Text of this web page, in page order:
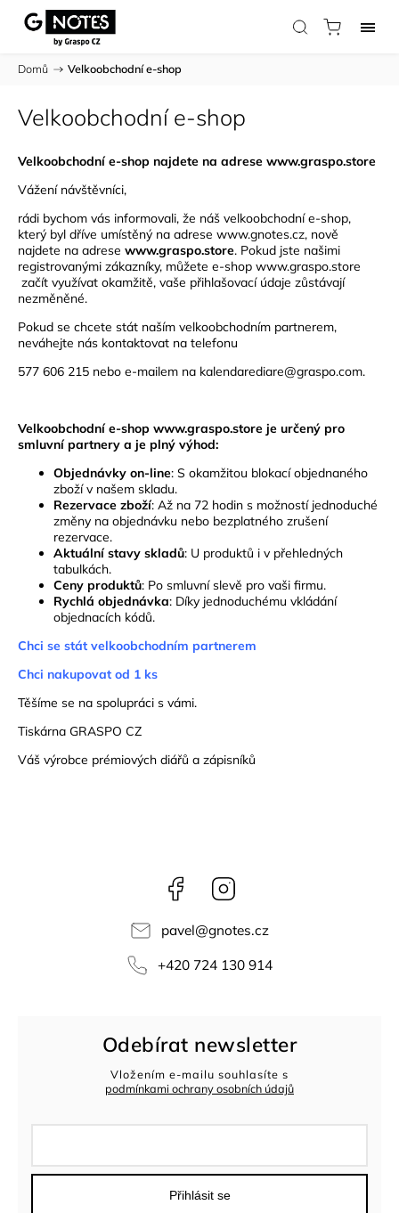
Domů / Velkoobchodní e-shop
Velkoobchodní e-shop
Velkoobchodní e-shop najdete na adrese www.graspo.store
Vážení návštěvníci,
rádi bychom vás informovali, že náš velkoobchodní e-shop,
který byl dříve umístěný na adrese www.gnotes.cz, nově
najdete na adrese www.graspo.store. Pokud jste našimi
registrovanými zákazníky, můžete e-shop www.graspo.store
začít využívat okamžitě, vaše přihlašovací údaje zůstávají
nezměněné.
Pokud se chcete stát naším velkoobchodním partnerem,
neváhejte nás kontaktovat na telefonu
577 606 215 nebo e-mailem na kalendarediare@graspo.com.
Velkoobchodní e-shop www.graspo.store je určený pro
smluvní partnery a je plný výhod:
Objednávky on-line: S okamžitou blokací objednaného
zboží v našem skladu.
Rezervace zboží: Až na 72 hodin s možností jednoduché
změny na objednávku nebo bezplatného zrušení
rezervace.
Aktuální stavy skladů: U produktů i v přehledných
tabulkách.
Ceny produktů: Po smluvní slevě pro vaši firmu.
Rychlá objednávka: Díky jednoduchému vkládání
objednacích kódů.
Chci se stát velkoobchodním partnerem
Chci nakupovat od 1 ks
Těšíme se na spolupráci s vámi.
Tiskárna GRASPO CZ
Váš výrobce prémiových diářů a zápisníků
Facebook
pavel@gnotes.cz
+420 724 130 914
Odebírat newsletter
Vložením e-mailu souhlasíte s
podmínkami ochrany osobních údajů
Přihlásit se